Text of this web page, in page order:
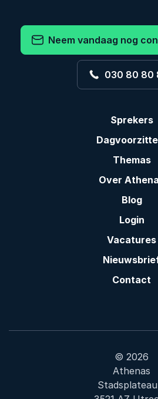
Neem vandaag nog
030 80 80
Sprekers
Themas
Over
Blog
Login
Vacatures
Contact
© 2026
Athenas